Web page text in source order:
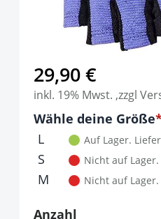
Art.-Nr.P116074
29,99 €
29,90 €
inkl. 19% Mwst. ,zzgl
Optionen
Wähle deine Größe
It is required to
L Auf Lager.
S Nicht auf Lager.
M Nicht auf Lager.
Anzahl